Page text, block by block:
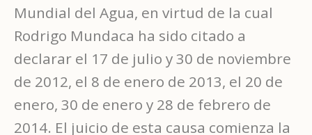
Mundial del Agua, en virtud de la cual
Rodrigo Mundaca ha sido citado a
declarar el 17 de julio y 30 de noviembre
de 2012, el 8 de enero de 2013, el 20 de
enero, 30 de enero y 28 de febrero de
2014. El juicio de esta causa comienza la